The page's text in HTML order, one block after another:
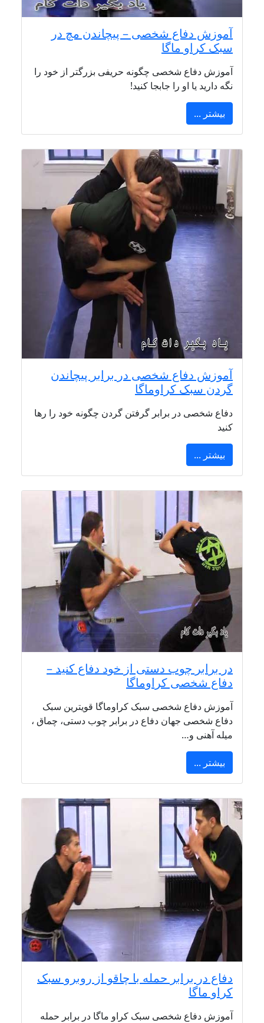
آموزش دفاع شخصی – پیچاندن مچ در
سبک کراو ماگا
آموزش دفاع شخصی چگونه حریفی بزرگتر از خود را
نگه دارید یا او را جابجا کنید!
بیشتر ...
آموزش دفاع شخصی در برابر پیچاندن
گردن سبک کراوماگا
دفاع شخصی در برابر گرفتن گردن چگونه خود را رها
کنید
بیشتر ...
در برابر چوب دستی از خود دفاع کنید –
دفاع شخصی کراوماگا
آموزش دفاع شخصی سبک کراوماگا قویترین سبک
دفاع شخصی جهان دفاع در برابر چوب دستی، چماق ،
میله آهنی و…
بیشتر ...
دفاع در برابر حمله با چاقو از روبرو سبک
کراو ماگا
آموزش دفاع شخصی سبک کراو ماگا در برابر حمله